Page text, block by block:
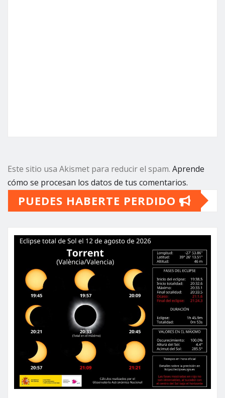
Este sitio usa Akismet para reducir el spam. Aprende
cómo se procesan los datos de tus comentarios.
PUEDES HABERTE PERDIDO